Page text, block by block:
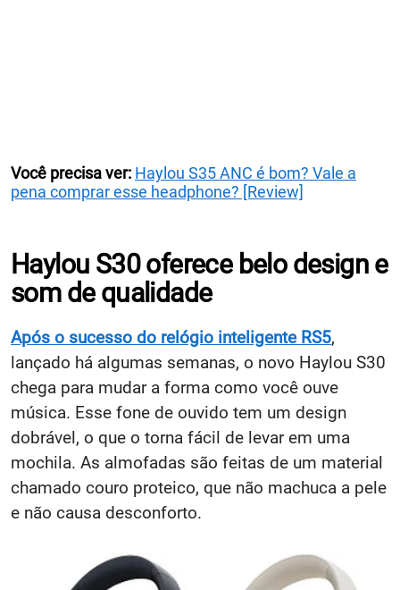
Você precisa ver: Haylou S35 ANC é bom? Vale a
pena comprar esse headphone? [Review]
Haylou S30 oferece belo design e
som de qualidade
Após o sucesso do relógio inteligente RS5,
lançado há algumas semanas, o novo Haylou S30
chega para mudar a forma como você ouve
música. Esse fone de ouvido tem um design
dobrável, o que o torna fácil de levar em uma
mochila. As almofadas são feitas de um material
chamado couro proteico, que não machuca a pele
e não causa desconforto.